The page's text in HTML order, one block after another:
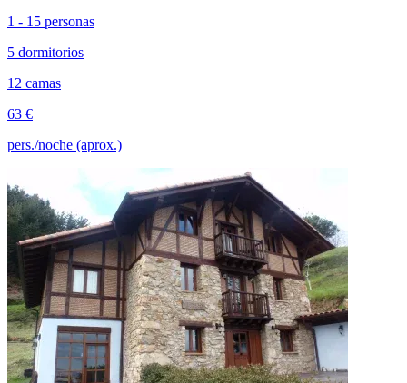
1 - 15 personas
5 dormitorios
12 camas
63 €
pers./noche (aprox.)